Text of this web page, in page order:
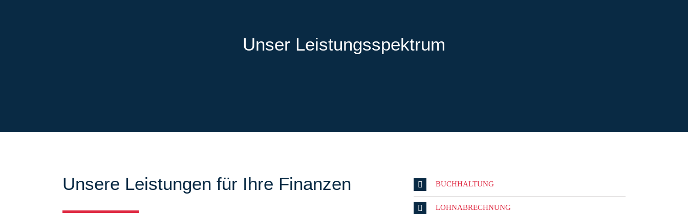
Unser Leistungsspektrum
Unsere Leistungen für Ihre Finanzen BUCHHALTUNG
LOHNABRECHNUNG